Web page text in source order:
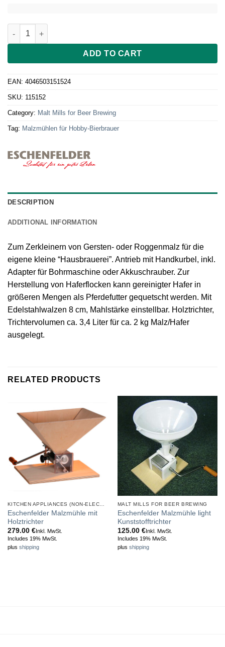
Eschenfelder Malzmühle light mit Holztrichter quantity
ADD TO CART
EAN: 4046503151524
SKU: 115152
Category: Malt Mills for Beer Brewing
Tag: Malzmühlen für Hobby-Bierbrauer
DESCRIPTION
ADDITIONAL INFORMATION
Zum Zerkleinern von Gersten- oder Roggenmalz für die
eigene kleine “Hausbrauerei”. Antrieb mit Handkurbel, inkl.
Adapter für Bohrmaschine oder Akkuschrauber. Zur
Herstellung von Haferflocken kann gereinigter Hafer in
größeren Mengen als Pferdefutter gequetscht werden. Mit
Edelstahlwalzen 8 cm, Mahlstärke einstellbar. Holztrichter,
Trichtervolumen ca. 3,4 Liter für ca. 2 kg Malz/Hafer
ausgelegt.
RELATED PRODUCTS
Eschenfelder Malzmühle mit
Holztrichter
279.00 €Inkl. MwSt.
Includes 19% MwSt.
plus shipping
MALT MILLS FOR BEER BREWING
Eschenfelder Malzmühle light
Kunststofftrichter
125.00 €Inkl. MwSt.
Includes 19% MwSt.
plus shipping